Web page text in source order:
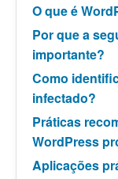
O que é
Por que a
importante?
Como
infectado?
Práticas
WordPress
Aplicações